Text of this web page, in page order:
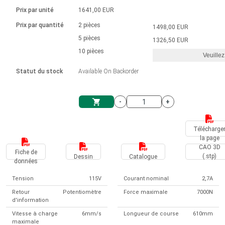
Système d'unité
Solénoïdes
Ø 28-42| 1-1400 rpm | <= 290Ncm
Contrôleur de moteur CC sans
Pilotes de moteurs à courant
continu à balais série DPWM
Pilotes de moteur pas à pas
Synchrone-Asynchrone | pour 1-4 actionneurs
Boîtes de contrôle
Synchrone-Asynchrone | pour 1-4 actionneurs
Français (EUR)
Norsk (NOK)
Suomi (EUR)
Svenska (SEK)
Prix par unité
Prix par quantité
Statut du stock
1641,00 EUR
2 pièces
5 pièces
10 pièces
Available On Backorder
1498,00 EUR
1326,50 EUR
- +
Télécharger
la page
Fiche de
données
Dessin Catalogue
CAO 3D
(.stp)
Tension 115V Courant nominal 2,7A
Retour
d'information
Potentiomètre Force maximale 7000N
Vitesse à charge
maximale
6mm/s Longueur de course 610mm